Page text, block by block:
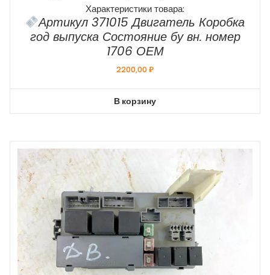
Характеристики товара:
Артикул 371015 Двигатель Коробка
год выпуска Состояние бу вн. номер
1706 ОЕМ
2200,00₽
В корзину